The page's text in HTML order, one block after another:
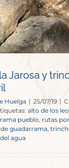
Jarosa y
Huelga | 25/07/19 |
alto de los
pueblo rutas
guadarrama,
agua